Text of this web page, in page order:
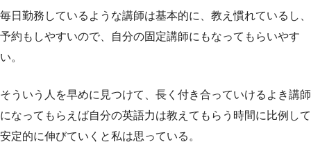
毎日勤務しているような講師は基本的に、教え慣れているし、
予約もしやすいので、自分の固定講師にもなってもらいやす
い。
そういう人を早めに見つけて、長く付き合っていけるよき講師
になってもらえば自分の英語力は教えてもらう時間に比例して
安定的に伸びていくと私は思っている。